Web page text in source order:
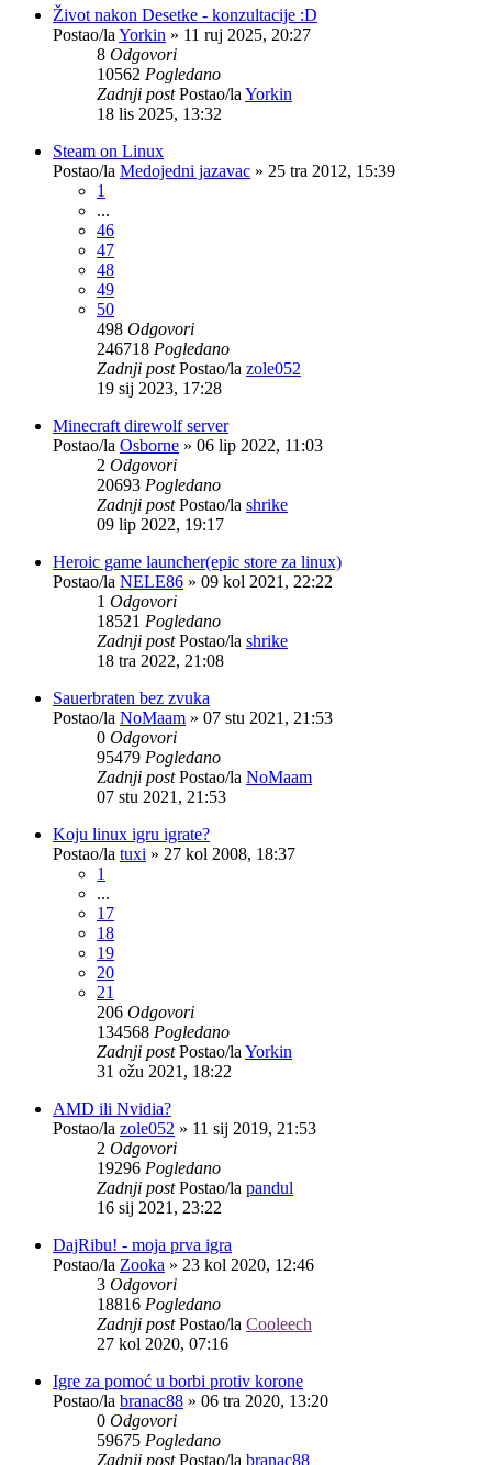
Život nakon Desetke - konzultacije :D
Postao/la Yorkin » 11 ruj 2025, 20:27
8 Odgovori
10562 Pogledano
Zadnji postPostao/la Yorkin
18 lis 2025, 13:32
Steam on Linux
Postao/la Medojedni jazavac » 25 tra 2012, 15:39
1
...
46
47
48
49
50
498 Odgovori
246718 Pogledano
Zadnji postPostao/la zole052
19 sij 2023, 17:28
Minecraft direwolf server
Postao/la Osborne » 06 lip 2022, 11:03
2 Odgovori
20693 Pogledano
Zadnji postPostao/la shrike
09 lip 2022, 19:17
Heroic game launcher(epic store za linux)
Postao/la NELE86 » 09 kol 2021, 22:22
1 Odgovori
18521 Pogledano
Zadnji postPostao/la shrike
18 tra 2022, 21:08
Sauerbraten bez zvuka
Postao/la NoMaam » 07 stu 2021, 21:53
0 Odgovori
95479 Pogledano
Zadnji postPostao/la NoMaam
07 stu 2021, 21:53
Koju linux igru igrate?
Postao/la tuxi » 27 kol 2008, 18:37
1
...
17
18
19
20
21
206 Odgovori
134568 Pogledano
Zadnji postPostao/la Yorkin
31 ožu 2021, 18:22
AMD ili Nvidia?
Postao/la zole052 » 11 sij 2019, 21:53
2 Odgovori
19296 Pogledano
Zadnji postPostao/la pandul
16 sij 2021, 23:22
DajRibu! - moja prva igra
Postao/la Zooka » 23 kol 2020, 12:46
3 Odgovori
18816 Pogledano
Zadnji postPostao/la Cooleech
27 kol 2020, 07:16
Igre za pomoć u borbi protiv korone
Postao/la branac88 » 06 tra 2020, 13:20
0 Odgovori
59675 Pogledano
Zadnji postPostao/la branac88